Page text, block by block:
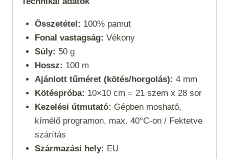
Összetétel: 100% pamut
Fonal vastagság: Vékony
Súly: 50 g
Hossz: 100 m
Ajánlott tűméret (kötés/horgolás): 4 mm
Kötéspróba: 10×10 cm = 21 szem x 28 sor
Kezelési útmutató: Gépben mosható,
kímélő programon, max. 40°C-on / Fektetve
szárítás
Származási hely: EU